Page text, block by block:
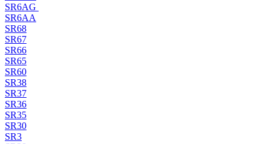
SR6AG
SR6AA
SR68
SR67
SR66
SR65
SR60
SR38
SR37
SR36
SR35
SR30
SR3